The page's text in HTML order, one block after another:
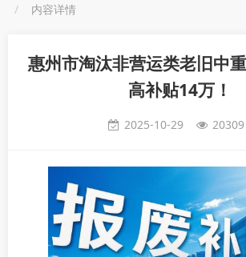
内容详情
惠州市淘汰非营运类老旧中
高补贴14万！
2025-10-29 20309